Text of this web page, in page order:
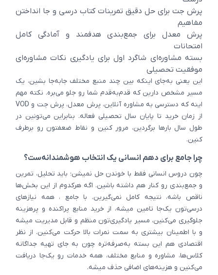
پرش جت برای حل دقیق تمرینات کتاب درسی و جا انداختن
مفاهیم
پرش معدل برای جمع‌بندی هدفمند و آمادگی کامل
امتحانات
بسته مشاوره‌ای شاگرد اول برای یادگیری نکات مشاوره‌ای
موفقیت تحصیلی
این یعنی به‌جای اینکه بین چند منبع مختلف جابه‌جا بشین، یک
مسیر مشخص دارین که قدم‌به‌قدم شما رو جلو می‌بره. نکته مهم
اینه که دسترسی به مشاوره آنلاین، پرش معدل، پرش جت و VOD
از زمان خرید تا پایان سال تحصیلی فعاله. بنابراین می‌تونین در
طول سال بارها برگردین، مرور کنین و نقاط ضعفتون رو برطرف
کنین.
چرا جامع برای دهم انسانی یک انتخاب هوشمندانه‌ست؟
چون دروس انسانی فقط با خوندن حل نمیشن؛ باید تحلیل، تمرین
و جمع‌بندی رو کنار هم داشته باشین. اگه هرکدوم از این بخش‌ها
ناقص باشه، نتیجه کامل نمی‌گیرین. با جامع ، همه نیازهای
درسی‌تون یک‌جا تامین میشه، از خرید منابع پراکنده و پرهزینه
جلوگیری می‌کنین، مسیر یادگیری‌تون منظم و قابل مدیریت میشه
و با اطمینان بیشتری به سمت نمرات بالا حرکت می‌کنین. از نظر
اقتصادی هم این بسته به‌صرفه‌تره چون به جای تهیه جداگانه
کلاس‌ها، مشاوره و منابع مختلف، همه خدمات رو یک‌جا دریافت
می‌کنین و هزینه‌های اضافی حذف میشه.